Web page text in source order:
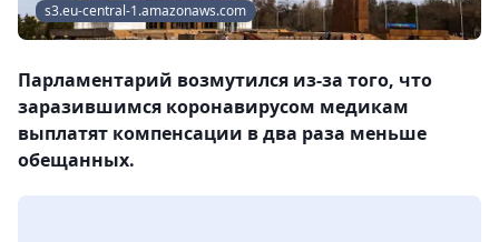
s3.eu-central-1.amazonaws.com
Парламентарий возмутился из-за того, что
заразившимся коронавирусом медикам
выплатят компенсации в два раза меньше
обещанных.